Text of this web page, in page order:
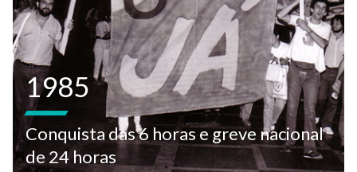
1985
Conquista das 6 horas e greve nacional
de 24 horas